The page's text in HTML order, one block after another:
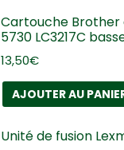
Cartouche
5730 LC3217C
13,50€
AJOUTER AU
Unité de fusion